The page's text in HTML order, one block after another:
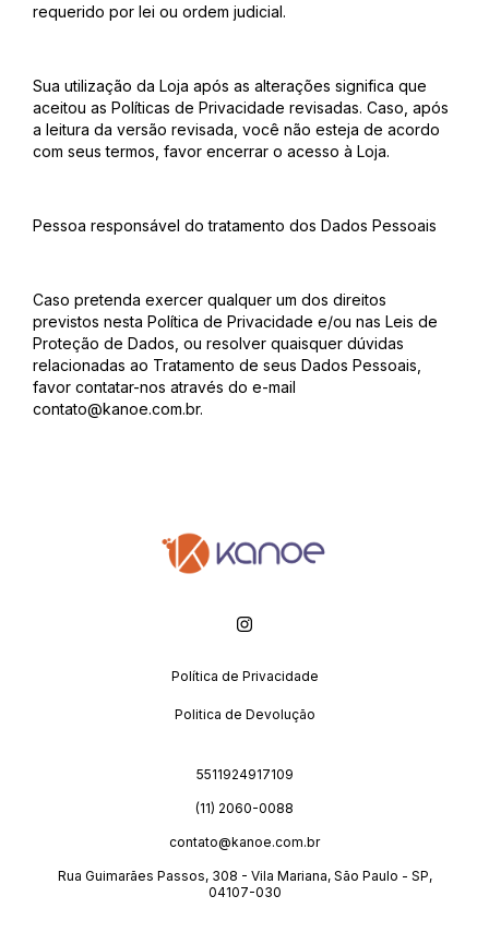
requerido por lei ou ordem judicial.
Sua utilização da Loja após as alterações significa que
aceitou as Políticas de Privacidade revisadas. Caso, após
a leitura da versão revisada, você não esteja de acordo
com seus termos, favor encerrar o acesso à Loja.
Pessoa responsável do tratamento dos Dados Pessoais
Caso pretenda exercer qualquer um dos direitos
previstos nesta Política de Privacidade e/ou nas Leis de
Proteção de Dados, ou resolver quaisquer dúvidas
relacionadas ao Tratamento de seus Dados Pessoais,
favor contatar-nos através do e-mail
contato@kanoe.com.br.
Política de Privacidade
Politica de Devolução
5511924917109
(11) 2060-0088
contato@kanoe.com.br
Rua Guimarães Passos, 308 - Vila Mariana, São Paulo - SP,
04107-030